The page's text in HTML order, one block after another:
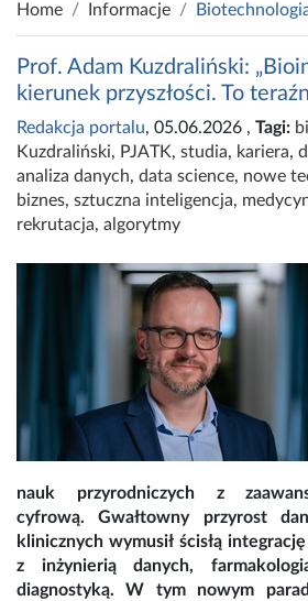
Home Informacje
Prof. Adam Kuzdraliński:
kierunek przyszłości. To
Redakcja portalu, 05.06.2026 , Tagi:
Kuzdraliński, PJATK, studia, kariera,
analiza danych, data science, nowe
biznes, sztuczna inteligencja,
rekrutacja, algorytmy
nauk przyrodniczych z
cyfrową. Gwałtowny przyrost
klinicznych wymusił ścisłą
z inżynierią danych,
diagnostyką. W tym nowym